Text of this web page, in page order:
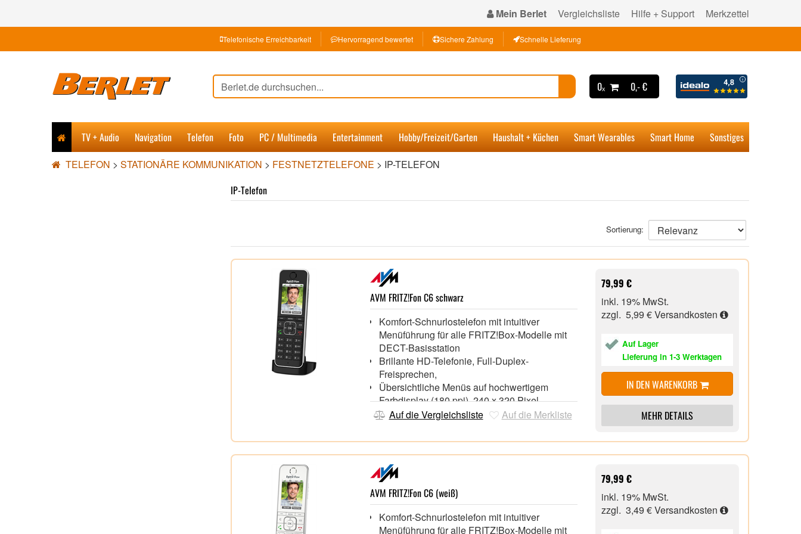
Mein Berlet Vergleichsliste Hilfe + Support Merkzettel
Telefonische Erreichbarkeit Hervorragend bewertet Sichere Zahlung Schnelle Lieferung
0ₓ 0,- €
TV + Audio Navigation Telefon Foto PC / Multimedia Entertainment Hobby/Freizeit/Garten Haushalt + Küchen Smart Wearables Smart Home Sonstiges
TELEFON > STATIONÄRE KOMMUNIKATION > FESTNETZTELEFONE > IP-TELEFON
IP-Telefon
Sortierung:
AVM FRITZ!Fon C6 schwarz
Komfort-Schnurlostelefon mit intuitiver
Menüführung für alle FRITZ!Box-Modelle mit
DECT-Basisstation
Brillante HD-Telefonie, Full-Duplex-
Freisprechen,
Übersichtliche Menüs auf hochwertigem
Farbdisplay (180 ppi), 240 x 320 Pixel,
262.000 Farben
Webradio, Feeds, Podcasts sowie Live Bild
von Webcams
Steuerung von FRITZ!Box-Funktionen, z.B.
WLAN-Schaltung, Smarthome-Anwendungen,
Wiedergabefunktion des Mediaservers
Komfort-Funktionen wie Klingeltöne und
Hintergrundbilder einfach über die FRITZ!Box-
Oberfläche verwalten
Auf die Vergleichsliste Auf die Merkliste
79,99 €
inkl. 19% MwSt.
zzgl. 5,99 €Versandkosten
Auf Lager
Lieferung in 1-3 Werktagen
IN DEN WARENKORB
MEHR DETAILS
AVM FRITZ!Fon C6 (weiß)
Komfort-Schnurlostelefon mit intuitiver
Menüführung für alle FRITZ!Box-Modelle mit
79,99 €
inkl. 19% MwSt.
zzgl. 3,49 €Versandkosten